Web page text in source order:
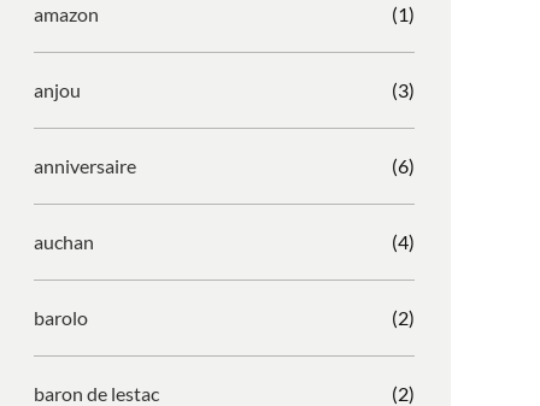
amazon (1)
anjou (3)
anniversaire (6)
auchan (4)
barolo (2)
baron de lestac (2)